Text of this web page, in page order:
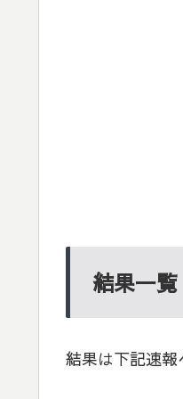
結果一覧
結果は下記速報